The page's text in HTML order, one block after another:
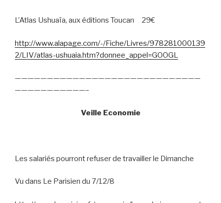
L’Atlas Ushuaïa, aux éditions Toucan 29€
http://www.alapage.com/-/Fiche/Livres/978281000139
2/LIV/atlas-ushuaia.htm?donnee_appel=GOOGL
—————————————————————————————
———————————–
Veille Economie
Les salariés pourront refuser de travailler le Dimanche
Vu dans Le Parisien du 7/12/8